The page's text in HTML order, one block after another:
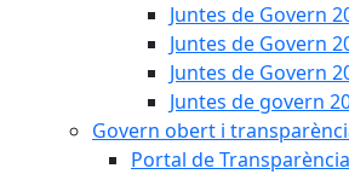
Juntes de Govern
Juntes de Govern
Juntes de Govern
Juntes de govern
Govern obert i
Portal de Transparència